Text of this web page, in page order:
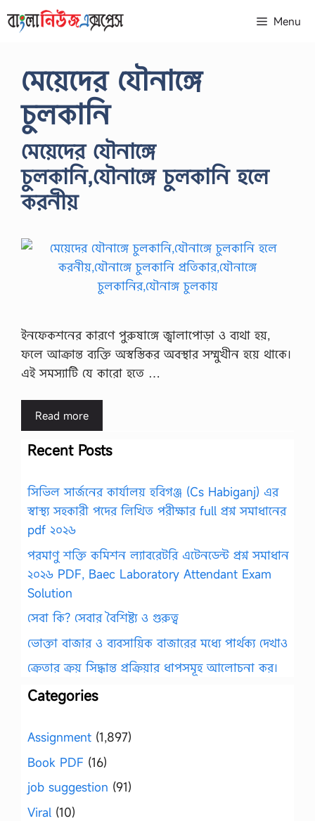
to
Menu
মেয়েদের যৌনাঙ্গে
চুলকানি
মেয়েদের যৌনাঙ্গে
চুলকানি,যৌনাঙ্গে চুলকানি হলে
করনীয়
ইনফেকশনের কারণে পুরুষাঙ্গে জ্বালাপোড়া ও ব্যথা হয়,
ফলে আক্রান্ত ব্যক্তি অস্বস্তিকর অবস্থার সম্মুখীন হয়ে থাকে।
এই সমস্যাটি যে কারো হতে …
Read more
Recent Posts
সিভিল সার্জনের কার্যালয় হবিগঞ্জ (Cs Habiganj) এর
স্বাস্থ্য সহকারী পদের লিখিত পরীক্ষার full প্রশ্ন সমাধানের
pdf ২০২৬
পরমাণু শক্তি কমিশন ল্যাবরেটরি এটেনডেন্ট প্রশ্ন সমাধান
২০২৬ PDF, Baec Laboratory Attendant Exam
Solution
সেবা কি? সেবার বৈশিষ্ট্য ও গুরুত্ব
ভোক্তা বাজার ও ব্যবসায়িক বাজারের মধ্যে পার্থক্য দেখাও
ক্রেতার ক্রয় সিদ্ধান্ত প্রক্রিয়ার ধাপসমূহ আলোচনা কর।
Categories
Assignment (1,897)
Book PDF (16)
job suggestion (91)
Viral (10)